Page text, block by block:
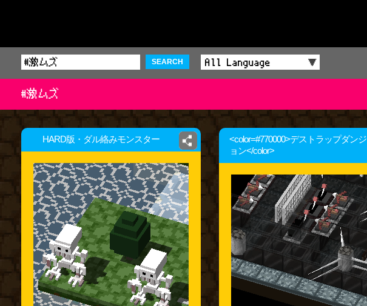
SEARCH
#激ムズ
HARD版・ダル絡みモンスター
<color=#770000>デストラップダンジ
ョン</color>